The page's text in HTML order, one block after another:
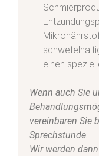
einen
Wenn auch Sie
vereinbaren Sie
Sprechstunde.
Wir werden